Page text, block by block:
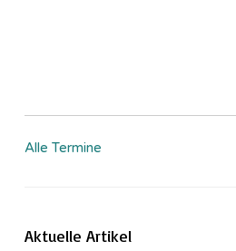
Alle Termine
Aktuelle Artikel